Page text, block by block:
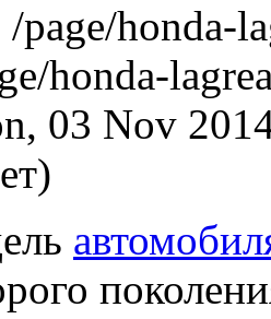
/page/honda-
honda-
03 Nov